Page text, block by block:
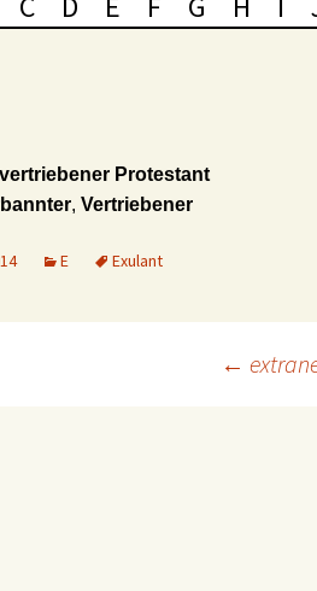
vertriebener Protestant
, Vertriebener
E Exulant
←